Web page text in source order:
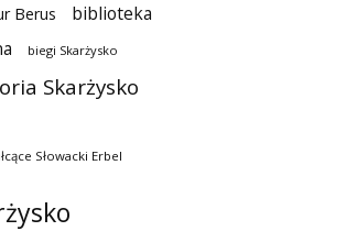
Berus
biblioteka
biegi Skarżysko
Skarżysko
Słowacki Erbel